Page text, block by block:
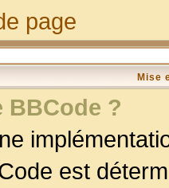
page
Mise
BBCode ?
est